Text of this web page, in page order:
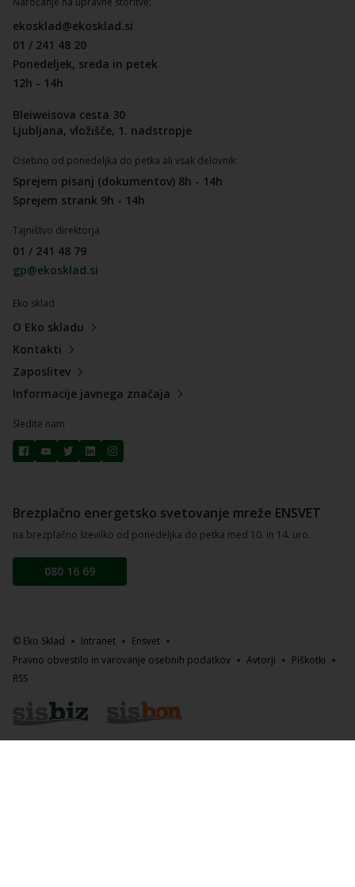
ekosklad@ekosklad.si
01 / 241 48 20
Ponedeljek, sreda in petek
12h - 14h
Bleiweisova cesta 30
Ljubljana, vložišče, 1. nadstropje
Osebno od ponedeljka do petka ali vsak delovnik:
Sprejem pisanj (dokumentov) 8h - 14h
Sprejem strank 9h - 14h
Tajništvo direktorja
01 / 241 48 79
gp@ekosklad.si
Eko sklad
O Eko skladu
Kontakti
Zaposlitev
Informacije javnega značaja
Sledite nam
Brezplačno energetsko svetovanje mreže ENSVET
na brezplačno številko od ponedeljka do petka med 10. in 14. uro.
080 16 69
© Eko Sklad Intranet
Ensvet
Pravno obvestilo in varovanje osebnih podatkov
Avtorji
Piškotki
RSS